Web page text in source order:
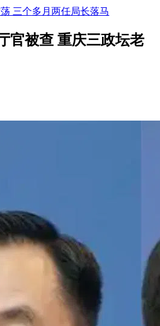
三个多月两任局长落马
官被查 重庆三政坛老